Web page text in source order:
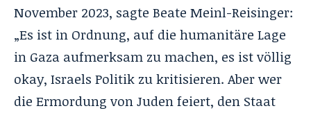
November 2023, sagte Beate Meinl-Reisinger:
„Es ist in Ordnung, auf die humanitäre Lage
in Gaza aufmerksam zu machen, es ist völlig
okay, Israels Politik zu kritisieren. Aber wer
die Ermordung von Juden feiert, den Staat